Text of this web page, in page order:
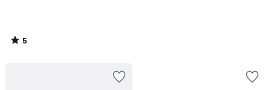
5
/